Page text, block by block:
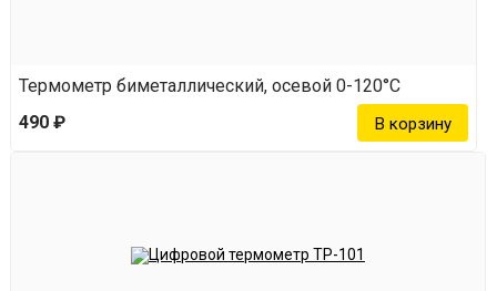
Термометр биметаллический, осевой 0-120°С
490 ₽